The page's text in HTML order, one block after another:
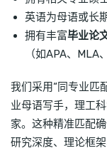
英语为母语或长
拥有丰富毕业论
（如APA、MLA
我们采用“同专业匹
业母语写手，理工
家。这种精准匹配
研究深度、理论框